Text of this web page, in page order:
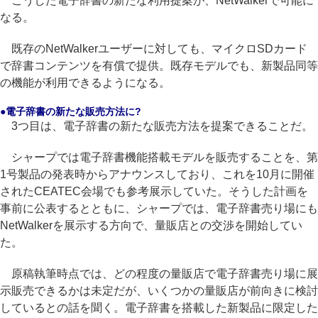
なる。
既存のNetWalkerユーザーに対しても、マイクロSDカード
で辞書コンテンツを有償で提供。既存モデルでも、新製品同等
の機能が利用できるようになる。
●電子辞書の新たな販売方法に?
3つ目は、電子辞書の新たな販売方法を提案できることだ。
シャープでは電子辞書機能搭載モデルを販売することを、第
1号製品の発表時からアナウンスしており、これを10月に開催
されたCEATEC会場でも参考展示していた。そうした計画を
事前に公表するとともに、シャープでは、電子辞書売り場にも
NetWalkerを展示する方向で、量販店との交渉を開始してい
た。
原稿執筆時点では、どの程度の量販店で電子辞書売り場に展
示販売できるかは未定だが、いくつかの量販店が前向きに検討
しているとの話を聞く。電子辞書を搭載した新製品に限定した